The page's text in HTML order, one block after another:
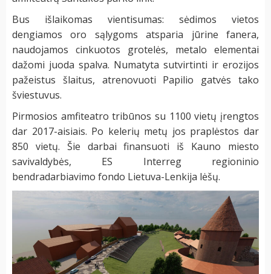
Bus išlaikomas vientisumas: sėdimos vietos
dengiamos oro sąlygoms atsparia jūrine fanera,
naudojamos cinkuotos grotelės, metalo elementai
dažomi juoda spalva. Numatyta sutvirtinti ir erozijos
pažeistus šlaitus, atrenovuoti Papilio gatvės tako
šviestuvus.
Pirmosios amfiteatro tribūnos su 1100 vietų įrengtos
dar 2017-aisiais. Po kelerių metų jos praplėstos dar
850 vietų. Šie darbai finansuoti iš Kauno miesto
savivaldybės, ES Interreg regioninio
bendradarbiavimo fondo Lietuva-Lenkija lėšų.